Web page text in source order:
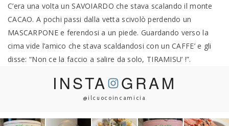
C’era una volta un SAVOIARDO che stava scalando il monte
CACAO. A pochi passi dalla vetta scivolò perdendo un
MASCARPONE e ferendosi a un piede. Guardando verso la
cima vide l’amico che stava scaldandosi con un CAFFE’ e gli
disse: “Non ce la faccio a salire da solo, TIRAMISU’ !”.
INSTA GRAM
@ilcuocoincamicia